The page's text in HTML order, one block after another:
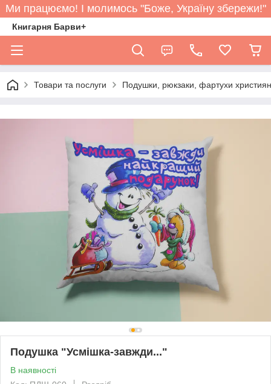
Ми працюємо! І молимось "Боже, Україну збережи!"
Книгарня Барви+
Товари та послуги Подушки, рюкзаки, фартухи
Подушка "Усмішка-завжди..."
В наявності